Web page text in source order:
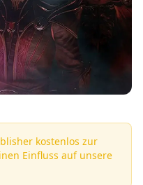
kostenlos zur
Einfluss auf unsere